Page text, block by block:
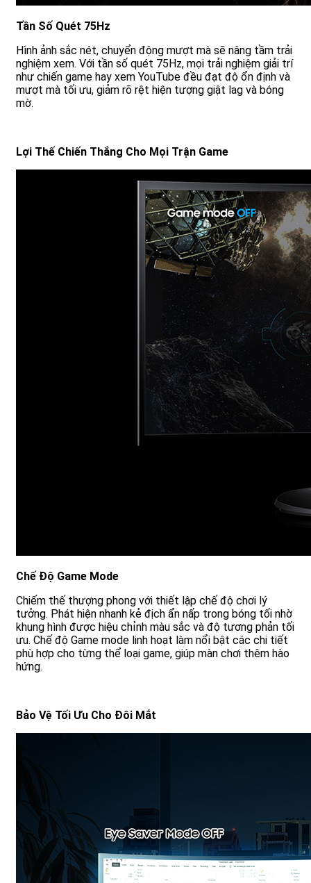
Tần Số Quét 75Hz
Hình ảnh sắc nét, chuyển động mượt mà sẽ nâng tầm trải
nghiệm xem. Với tần số quét 75Hz, mọi trải nghiệm giải trí
như chiến game hay xem YouTube đều đạt độ ổn định và
mượt mà tối ưu, giảm rõ rệt hiện tượng giật lag và bóng
mờ.
Lợi Thế Chiến Thắng Cho Mọi Trận Game
Chế Độ Game Mode
Chiếm thế thượng phong với thiết lập chế độ chơi lý
tưởng. Phát hiện nhanh kẻ địch ẩn nấp trong bóng tối nhờ
khung hình được hiệu chỉnh màu sắc và độ tương phản tối
ưu. Chế độ Game mode linh hoạt làm nổi bật các chi tiết
phù hợp cho từng thể loại game, giúp màn chơi thêm hào
hứng.
Bảo Vệ Tối Ưu Cho Đôi Mắt